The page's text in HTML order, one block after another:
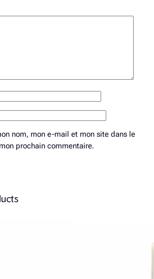
nom, mon e-mail et mon site dans le
prochain commentaire.